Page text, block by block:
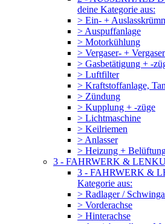
deine Kategorie aus:
> Ein- +
> Auspuffanlage
> Motorkühlung
> Vergaser- +
> Gasbetätigung + -
> Luftfilter
> Kraftstoffanlage,
> Zündung
> Kupplung + -züge
> Lichtmaschine
> Keilriemen
> Anlasser
> Heizung +
3 - FAHRWERK &
3 - FAHRWERK &
Kategorie aus:
> Radlager /
> Vorderachse
> Hinterachse